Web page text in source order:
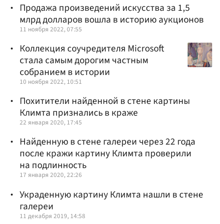
Продажа произведений искусства за 1,5
млрд долларов вошла в историю аукционов
11 ноября 2022, 07:55
Коллекция соучредителя Microsoft
стала самым дорогим частным
собранием в истории
10 ноября 2022, 10:51
Похитители найденной в стене картины
Климта признались в краже
22 января 2020, 17:45
Найденную в стене галереи через 22 года
после кражи картину Климта проверили
на подлинность
17 января 2020, 22:26
Украденную картину Климта нашли в стене
галереи
11 декабря 2019, 14:58